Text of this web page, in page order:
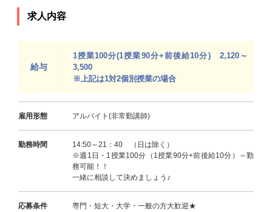
求人内容
給与
1授業100分(1授業90分+前後給10分) 2,120～
3,500
※上記は1対2個別授業の場合
雇用形態 アルバイト(非常勤講師)
勤務時間
14:50～21：40 （日は除く）
※週1日・1授業100分（1授業90分+前後給10分）～勤
務可能！！
一緒に相談して決めましょう♪
応募条件
専門・短大・大学・一般の方大歓迎★